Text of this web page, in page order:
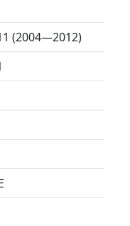
(2004—2012)